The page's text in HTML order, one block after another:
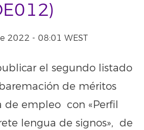
2022 - 08:01 WEST
el segundo listado
de méritos
de empleo con «Perfil
lengua de signos», de